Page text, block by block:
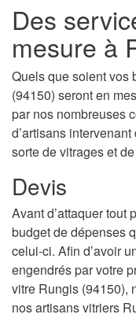
Des
mesure à
Quels que soient vos
(94150) seront en
par nos nombreuses
d’artisans
sorte de vitrages et
Devis
Avant d’attaquer tout
budget de dépenses
celui-ci. Afin d’avoir
engendrés par votre
vitre Rungis (94150),
nos artisans vitriers